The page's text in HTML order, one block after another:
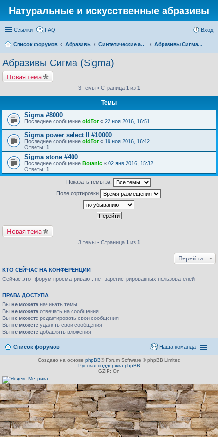
Натуральные и искусственные абразивы
Ссылки FAQ Вход
Список форумов Абразивы Синтетические абразивы Абразивы Сигма (Sigma)
Абразивы Сигма (Sigma)
Новая тема
3 темы • Страница 1 из 1
Темы
Sigma #8000
Последнее сообщение oldTor« 22 ноя 2016, 16:51
Sigma power select II #10000
Последнее сообщение oldTor« 19 ноя 2016, 16:42
Ответы: 1
Sigma stone #400
Последнее сообщение Botanic « 02 янв 2016, 15:32
Ответы: 1
Показать темы за:
Поле сортировки
Новая тема
3 темы • Страница 1 из 1
Перейти
КТО СЕЙЧАС НА КОНФЕРЕНЦИИ
Сейчас этот форум просматривают: нет зарегистрированных пользователей
ПРАВА ДОСТУПА
Вы не можете начинать темы
Вы не можете отвечать на сообщения
Вы не можете редактировать свои сообщения
Вы не можете удалять свои сообщения
Вы не можете добавлять вложения
Список форумов Наша команда
Создано на основе phpBB® Forum Software © phpBB Limited
Русская поддержка phpBB
GZIP: On